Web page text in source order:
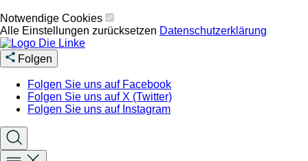
Notwendige Cookies
Alle Einstellungen zurücksetzen Datenschutzerklärung
Folgen
Folgen Sie uns auf Facebook
Folgen Sie uns auf X (Twitter)
Folgen Sie uns auf Instagram